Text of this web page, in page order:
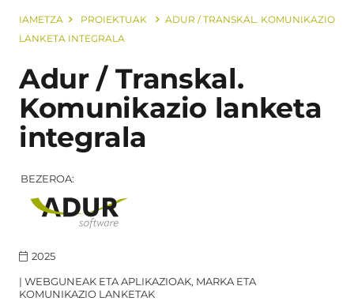
IAMETZA PROIEKTUAK
ADUR / TRANSKAL. KOMUNIKAZIO
LANKETA INTEGRALA
Adur / Transkal.
Komunikazio lanketa
integrala
BEZEROA:
2025
| WEBGUNEAK ETA APLIKAZIOAK, MARKA ETA
KOMUNIKAZIO LANKETAK